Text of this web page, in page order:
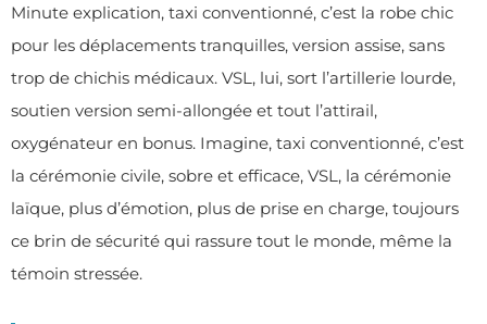
Minute explication, taxi conventionné, c’est la robe chic
pour les déplacements tranquilles, version assise, sans
trop de chichis médicaux. VSL, lui, sort l’artillerie lourde,
soutien version semi-allongée et tout l’attirail,
oxygénateur en bonus. Imagine, taxi conventionné, c’est
la cérémonie civile, sobre et efficace, VSL, la cérémonie
laïque, plus d’émotion, plus de prise en charge, toujours
ce brin de sécurité qui rassure tout le monde, même la
témoin stressée.